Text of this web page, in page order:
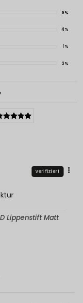
9%
4%
1%
3%
verifiziert
Lippenstift Matt